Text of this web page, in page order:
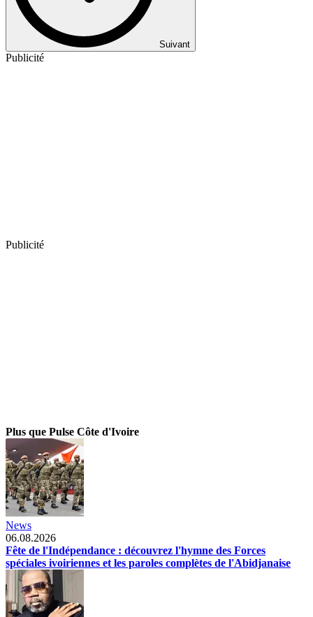
Suivant
Publicité
Publicité
Plus que Pulse Côte d'Ivoire
News
06.08.2026
Fête de l'Indépendance : découvrez l'hymne des Forces
spéciales ivoiriennes et les paroles complètes de l'Abidjanaise